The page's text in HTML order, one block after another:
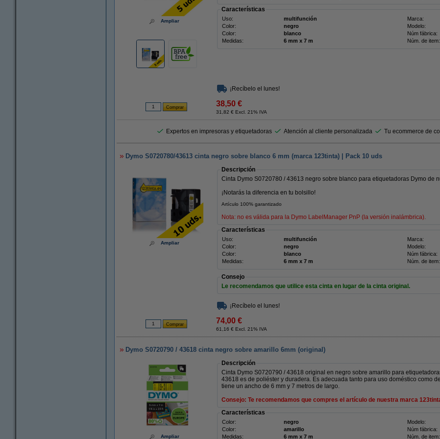
Ampliar
Características
Uso: multifunción Marca:
Color:
negro Modelo:
Color:
blanco Núm fábrica:
Medidas:
6 mm x 7 m Núm. de item:
¡Recíbelo el lunes!
38,50 €
31,82 € Excl. 21% IVA
Expertos en impresoras y etiquetadoras Atención al cliente personalizada Tu ecommerce de
Dymo S0720780/43613 cinta negro sobre blanco 6 mm (marca 123tinta) | Pack 10 uds
Ampliar
Descripción
Cinta Dymo S0720780 / 43613 negro sobre blanco para etiquetadoras Dymo de
¡Notarás la diferencia en tu bolsillo!
Artículo 100% garantizado
Nota: no es válida para la Dymo LabelManager PnP (la versión inalámbrica).
Características
Uso: multifunción Marca:
Color:
negro Modelo:
Color:
blanco Núm fábrica:
Medidas:
6 mm x 7 m Núm. de item:
Consejo
Le recomendamos que utilice esta cinta en lugar de la cinta original.
¡Recíbelo el lunes!
74,00 €
61,16 € Excl. 21% IVA
Dymo S0720790 / 43618 cinta negro sobre amarillo 6mm (original)
Ampliar
Descripción
Cinta Dymo S0720790 / 43618 original en negro sobre amarillo para
43618 es de poliéster y duradera. Es adecuada tanto para uso doméstico como
tiene un ancho de 6 mm y 7 metros de largo.
Consejo: Te recomendamos que compres el artículo de nuestra marca
Características
Color: negro Modelo:
Color:
amarillo Núm fábrica:
Medidas:
6 mm x 7 m Núm. de item: